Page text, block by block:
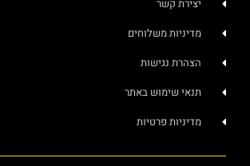
יצירת קשר
מדיניות משלוחים
הצהרת נגישות
תנאי שימוש באתר
מדיניות פרטיות